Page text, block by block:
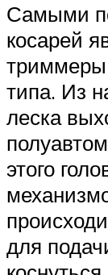
Самыми
косарей
триммеры
типа. Из
леска
этого
для